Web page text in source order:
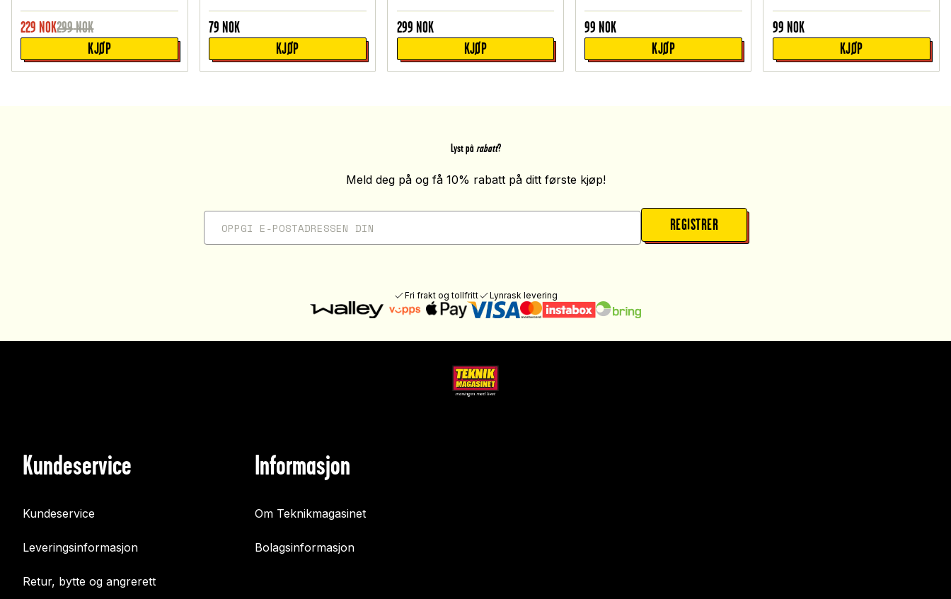
229 NOK299NOK
KJØP
79 NOK
KJØP
299 NOK
KJØP
99 NOK
KJØP
99 NOK
KJØP
Lyst på rabatt?
Meld deg på og få 10% rabatt på ditt første kjøp!
REGISTRER
Fri frakt og tollfritt Lynrask levering
Kundeservice
Kundeservice
Leveringsinformasjon
Retur, bytte og angrerett
Informasjon
Om Teknikmagasinet
Bolagsinformasjon